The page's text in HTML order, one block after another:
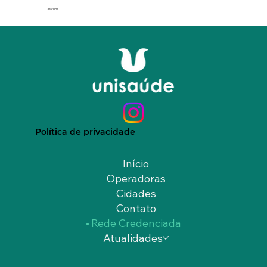
Ubatuba
Política de privacidade
Início
Operadoras
Cidades
Contato
Rede Credenciada
Atualidades